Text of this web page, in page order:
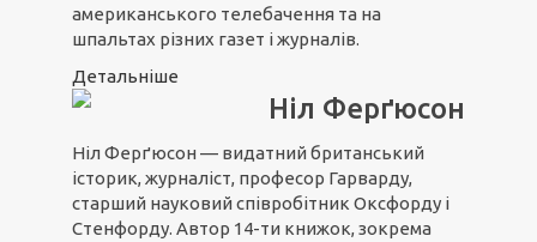
американського телебачення та на
шпальтах різних газет і журналів.
Детальніше
Ніл Ферґюсон
Ніл Ферґюсон — видатний британський
історик, журналіст, професор Гарварду,
старший науковий співробітник Оксфорду і
Стенфорду. Автор 14-ти книжок, зокрема